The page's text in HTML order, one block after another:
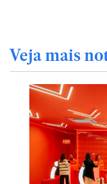
Veja mais